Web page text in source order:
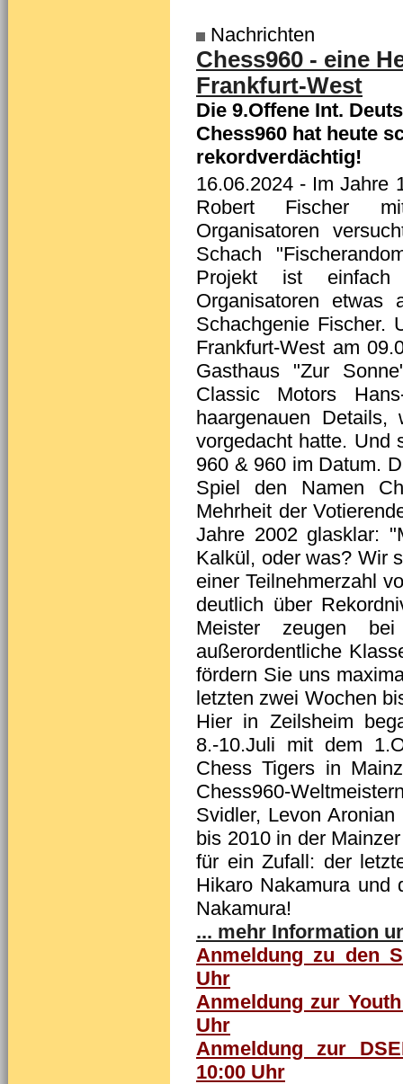
Nachrichten
Chess960 - eine
Frankfurt-West
Die 9.Offene Int.
Chess960 hat heute
rekordverdächtig!
16.06.2024 - Im Jahre
Robert Fischer
Organisatoren
Schach
Projekt ist
Organisatoren etwas
Schachgenie Fischer.
Frankfurt-West am
Gasthaus "Zur
Classic Motors
haargenauen Details,
vorgedacht hatte. Und
960 & 960 im Datum.
Spiel den Namen
Mehrheit der
Jahre 2002 glasklar:
Kalkül, oder was? Wir
einer Teilnehmerzahl
deutlich über
Meister zeugen
außerordentliche
fördern Sie uns
letzten zwei Wochen
Hier in Zeilsheim
8.-10.Juli mit dem
Chess Tigers in
Chess960-
Svidler, Levon
bis 2010 in der
für ein Zufall: der
Hikaro Nakamura und
Nakamura!
... mehr Information
Anmeldung zu den
Uhr
Anmeldung zur
Uhr
Anmeldung zur
10:00 Uhr